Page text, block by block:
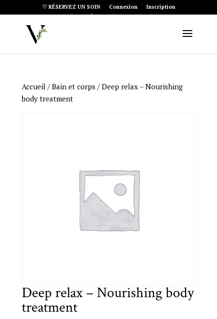
♡ RÉSERVEZ UN SOIN Connexion Inscription
Article 0
Accueil /Bain et corps / Deep relax – Nourishing
body treatment
Deep relax – Nourishing body
treatment